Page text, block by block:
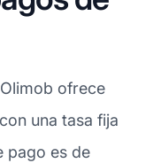
ofrece
una tasa fija
pago es de